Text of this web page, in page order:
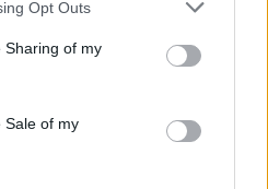
Opt Outs
Sharing of my
Sale of my
αυλές γίνονται πιο
στην ηλεκτροδότηση
Αίολος Λάρυμνα